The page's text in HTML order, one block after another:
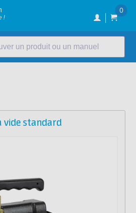
!
0
un produit ou un manuel
vide standard